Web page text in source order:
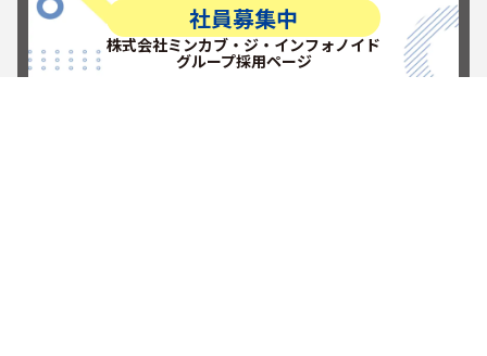
社員募集中
株式会社ミンカブ・ジ・インフォノイド
グループ採用ページ